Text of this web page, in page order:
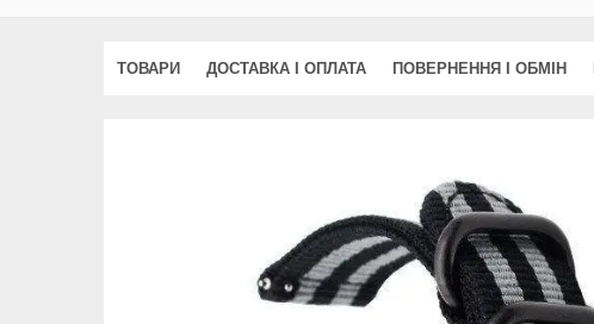
ТОВАРИ ДОСТАВКА І ОПЛАТА ПОВЕРНЕННЯ І ОБМІН